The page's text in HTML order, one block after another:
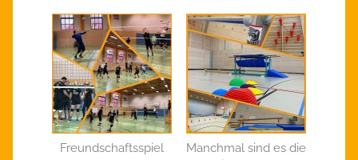
Freundschaftsspiel
Manchmal sind es die